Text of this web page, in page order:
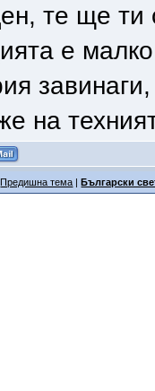
те ще ти
е
на
Предишна тема |Български